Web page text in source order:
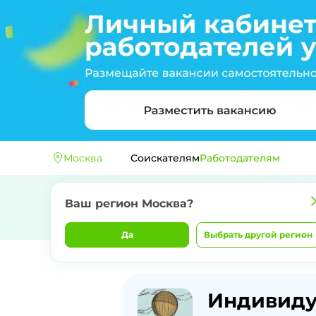
Москва
Ваш регион Москва?
Да Выбрать другой регион
СоискателямРаботодателям
Индивидуальный
Отзывы о